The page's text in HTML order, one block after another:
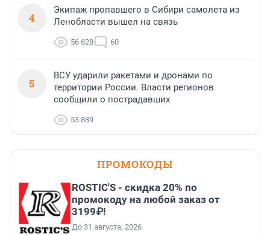
4
Экипаж пропавшего в Сибири самолета из
Ленобласти вышел на связь
56 628 60
5
ВСУ ударили ракетами и дронами по
территории России. Власти регионов
сообщили о пострадавших
53 889
ПРОМОКОДЫ
ROSTIC'S - скидка 20% по
промокоду на любой заказ от
3199₽!
До 31 августа, 2026